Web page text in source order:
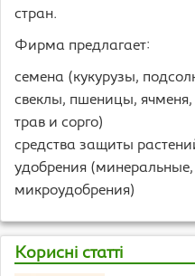
стран.
Фирма предлагает:
семена (кукурузы,
свеклы, пшеницы,
трав и сорго)
средства защиты
удобрения
микроудобрения)
Корисні статті